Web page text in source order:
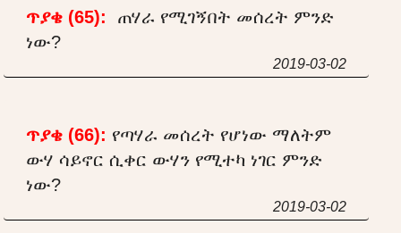
ጥያቄ (65):
ጠሃራ የሚገኝበት መሰረት ምንድ
ነው?
2019-03-02
ጥያቄ (66): የጣሃራ መሰረት የሆነው ማለትም
ውሃ ሳይኖር ሲቀር ውሃን የሚተካ ነገር ምንድ
ነው?
2019-03-02